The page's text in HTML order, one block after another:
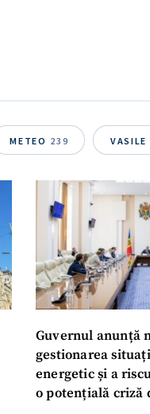
METEO 239 VASILE
Guvernul anunță
gestionarea
energetic și a
o potențială criză